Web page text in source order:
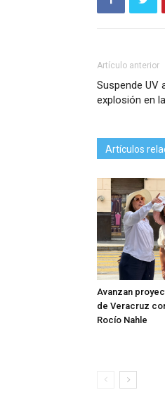
Artículo anterior
Suspende UV
explosión en
Artículos
Avanzan
de Veracruz
Rocío Nahle